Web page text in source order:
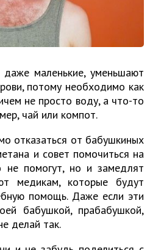
маленькие, уменьшают
потому необходимо как
не просто воду, а что-то
чай или компот.
отказаться от бабушкиных
и совет помочиться на
не помогут, но и замедлят
медикам, которые будут
помощь. Даже если эти
бабушкой, прабабушкой,
делай так.